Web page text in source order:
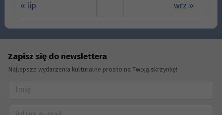
« lip wrz »
Zapisz się do newslettera
Najlepsze wydarzenia kulturalne prosto na Twoją skrzynkę!